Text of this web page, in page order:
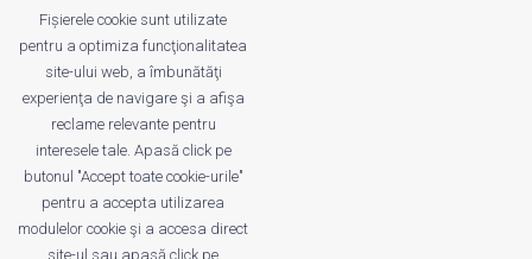
This site uses Akismet to reduce spam.
Learn how your comment data is
processed.
Fișierele cookie sunt utilizate
pentru a optimiza funcţionalitatea
site-ului web, a îmbunătăţi
experienţa de navigare şi a afişa
reclame relevante pentru
interesele tale. Apasă click pe
butonul "Accept toate cookie-urile"
pentru a accepta utilizarea
modulelor cookie şi a accesa direct
site-ul sau apasă click pe